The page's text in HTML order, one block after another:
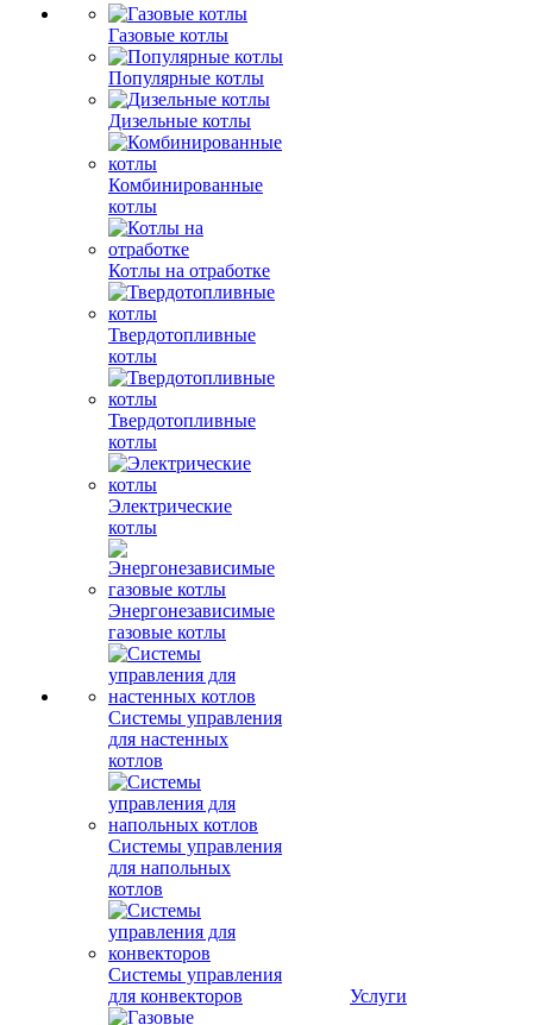
Газовые котлы
Популярные котлы
Дизельные котлы
Комбинированные
котлы
Котлы на отработке
Твердотопливные
котлы
Твердотопливные
котлы
Электрические
котлы
Энергонезависимые
газовые котлы
Системы управления
для настенных
котлов
Системы управления
для напольных
котлов
Системы управления
для конвекторов
Услуги